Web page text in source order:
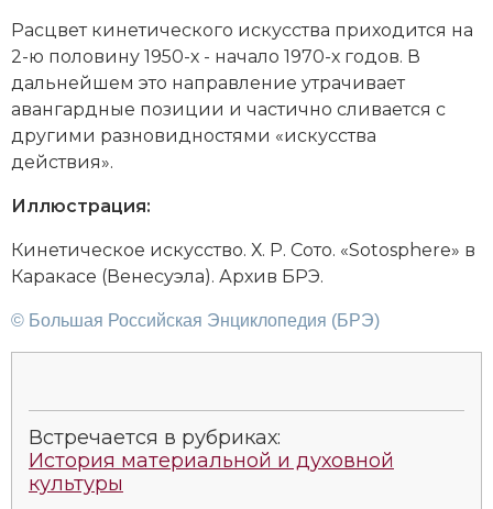
Расцвет кинетического искусства приходится на
2-ю половину 1950-х - начало 1970-х годов. В
дальнейшем это направление утрачивает
авангардные позиции и частично сливается с
другими разновидностями «искусства
действия».
Иллюстрация:
Ки­не­ти­чес­кое ис­кус­ст­во. Х. Р. Со­то. «Sotosphere» в
Ка­ра­ка­се (Ве­не­суэ­ла). Архив БРЭ.
© Большая Российская Энциклопедия (БРЭ)
Встречается в рубриках:
История материальной и духовной
культуры